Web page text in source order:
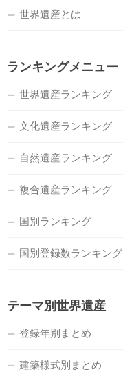
世界遺産とは
ランキングメニュー
世界遺産ランキング
文化遺産ランキング
自然遺産ランキング
複合遺産ランキング
国別ランキング
国別登録数ランキング
テーマ別世界遺産
登録年別まとめ
建築様式別まとめ